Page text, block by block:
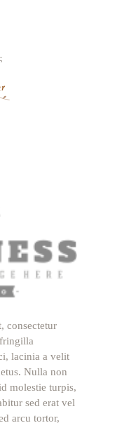
consectetur
lacinia a velit
Nulla non
molestie turpis,
sed erat vel
arcu tortor,